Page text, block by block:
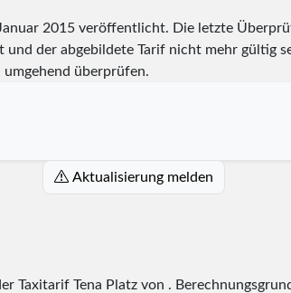
2015 veröffentlicht. Die letzte
der abgebildete Tarif nicht mehr gültig
überprüfen.
Aktualisierung melden
Taxitarif Tena Platz von .